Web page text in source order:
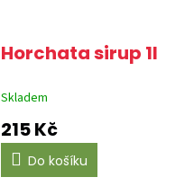
Horchata sirup 1l
Skladem
215 Kč
Do košíku